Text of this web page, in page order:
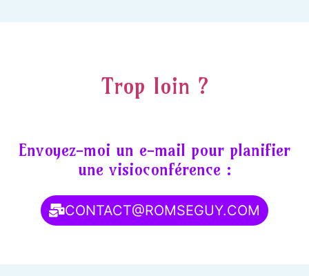
Trop loin ?
Envoyez-moi un e-mail pour planifier
une visioconférence :
CONTACT@ROMSEGUY.COM